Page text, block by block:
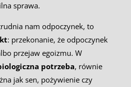
sprawa.
nam odpoczynek, to
: przekonanie, że odpoczynek
przejaw egoizmu. W
potrzeba, równie
jak sen, pożywienie czy